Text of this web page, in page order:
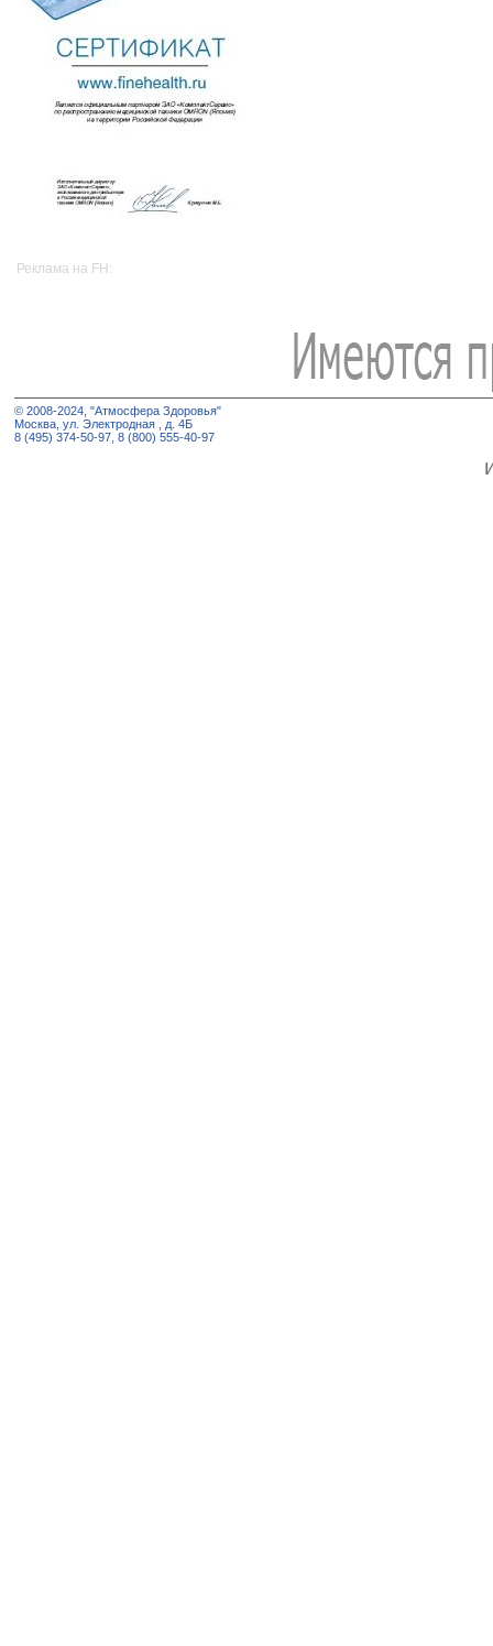
Реклама на FH:
© 2008-2024, "Атмосфера Здоровья"
Москва, ул. Электродная , д. 4Б
8 (495) 374-50-97, 8 (800) 555-40-97